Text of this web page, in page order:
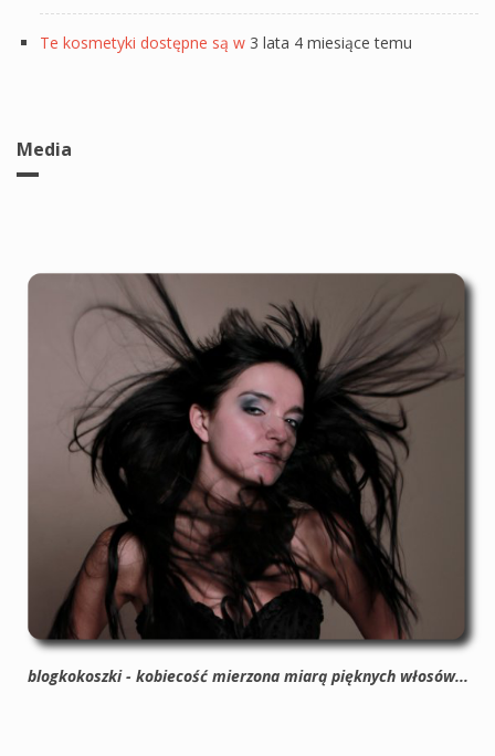
Te kosmetyki dostępne są w 3 lata 4 miesiące temu
Media
blogkokoszki - kobiecość mierzona miarą pięknych włosów...